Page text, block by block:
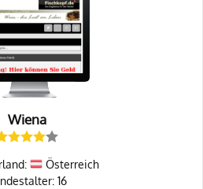
Wiena
Österreich
16